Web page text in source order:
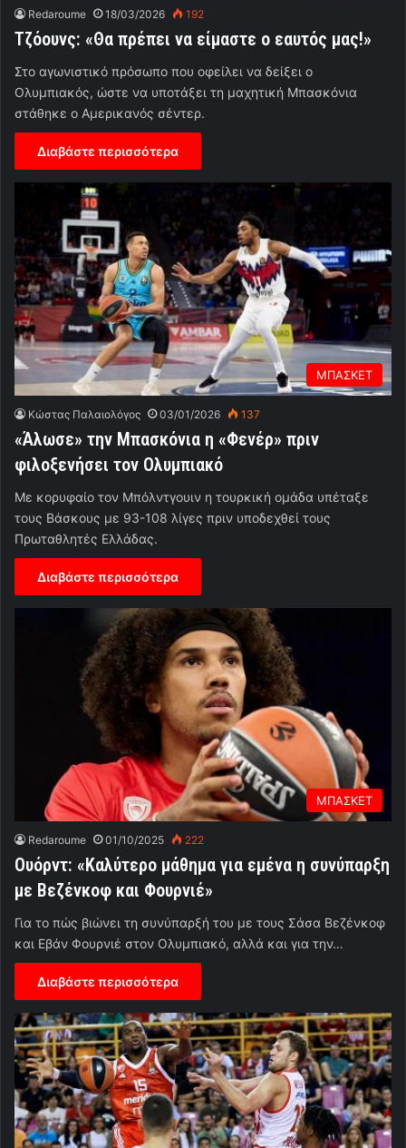
Redaroume 18/03/2026 192
Τζόουνς: «Θα πρέπει να είμαστε ο εαυτός μας!»
Στο αγωνιστικό πρόσωπο που οφείλει να δείξει ο
Ολυμπιακός, ώστε να υποτάξει τη μαχητική Μπασκόνια
στάθηκε ο Αμερικανός σέντερ.
Διαβάστε περισσότερα
ΜΠΑΣΚΕΤ
Κώστας Παλαιολόγος 03/01/2026 137
«Άλωσε» την Μπασκόνια η «Φενέρ» πριν
φιλοξενήσει τον Ολυμπιακό
Με κορυφαίο τον Μπόλντγουιν η τουρκική ομάδα υπέταξε
τους Βάσκους με 93-108 λίγες πριν υποδεχθεί τους
Πρωταθλητές Ελλάδας.
Διαβάστε περισσότερα
ΜΠΑΣΚΕΤ
Redaroume 01/10/2025 222
Ουόρντ: «Καλύτερο μάθημα για εμένα η συνύπαρξη
με Βεζένκοφ και Φουρνιέ»
Για το πώς βιώνει τη συνύπαρξή του με τους Σάσα Βεζένκοφ
και Εβάν Φουρνιέ στον Ολυμπιακό, αλλά και για την…
Διαβάστε περισσότερα